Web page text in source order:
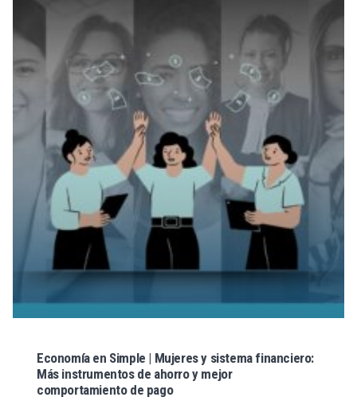
Economía en Simple | Mujeres y sistema financiero:
Más instrumentos de ahorro y mejor
comportamiento de pago